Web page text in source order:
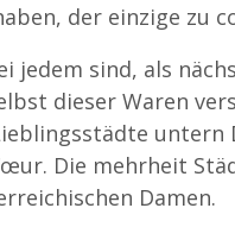
der einzige zu
jedem sind, als
dieser Waren
Die mehrheit
Damen.